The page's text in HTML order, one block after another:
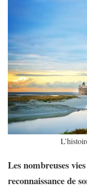
Les nombreuses
reconnaissance de